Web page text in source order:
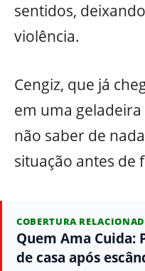
sentidos,
violência.
Cengiz, que já
em uma
não saber de
situação antes de
COBERTURA
Quem Ama
de casa após